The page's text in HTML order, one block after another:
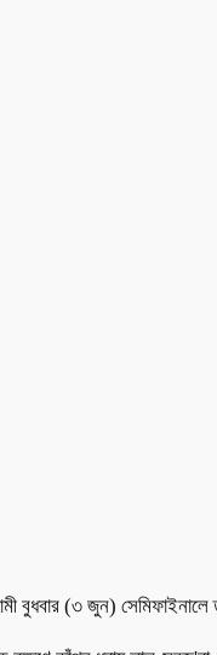
বুধবার (৩ জুন) সেমিফাইনালে